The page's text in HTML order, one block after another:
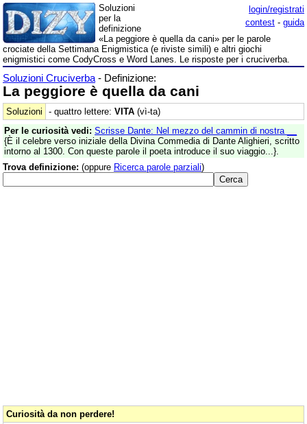
login/registrati
contest - guida
Soluzioni
per la
definizione
«La peggiore è quella da cani» per le parole
crociate della Settimana Enigmistica (e riviste simili) e altri giochi
enigmistici come CodyCross e Word Lanes. Le risposte per i cruciverba.
Soluzioni Cruciverba - Definizione:
La peggiore è quella da cani
Soluzioni - quattro lettere: VITA (vì-ta)
Per le curiosità vedi: Scrisse Dante: Nel mezzo del cammin di nostra __
{È il celebre verso iniziale della Divina Commedia di Dante Alighieri, scritto
intorno al 1300. Con queste parole il poeta introduce il suo viaggio...}.
Trova definizione: (oppure Ricerca parole parziali)
Curiosità da non perdere!